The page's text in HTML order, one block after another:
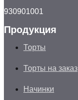
930901001
Продукция
Торты
Торты на заказ
Начинки